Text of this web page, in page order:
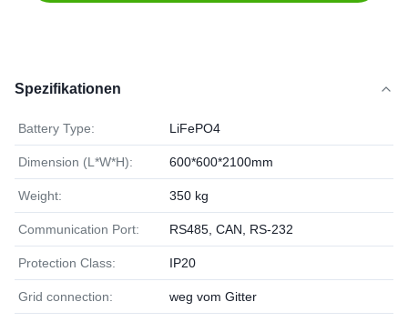
Spezifikationen
Battery Type: LiFePO4
Dimension (L*W*H): 600*600*2100mm
Weight: 350 kg
Communication Port: RS485, CAN, RS-232
Protection Class: IP20
Grid connection: weg vom Gitter